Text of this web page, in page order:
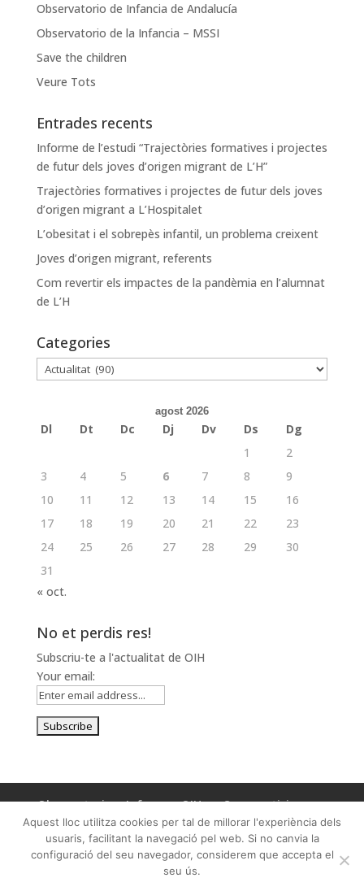
Observatorio de Infancia de Andalucía
Observatorio de la Infancia – MSSI
Save the children
Veure Tots
Entrades recents
Informe de l’estudi “Trajectòries formatives i projectes
de futur dels joves d’origen migrant de L’H”
Trajectòries formatives i projectes de futur dels joves
d’origen migrant a L’Hospitalet
L’obesitat i el sobrepès infantil, un problema creixent
Joves d’origen migrant, referents
Com revertir els impactes de la pandèmia en l’alumnat
de L’H
Categories
Categories
agost 2026
Dl Dt Dc Dj Dv Ds
Dg
1
2
3
4 5 6 7 8
9
10
11 12 13 14 15
16
17
18 19 20 21 22
23
24
25 26 27 28 29
30
31
« oct.
No et perdis res!
Subscriu-te a l'actualitat de OIH
Your email:
Observatori Informes OIH
Com participar
Mapa Web
Aquest lloc utilitza cookies per tal de millorar l'experiència dels
usuaris, facilitant la navegació pel web. Si no canvia la
configuració del seu navegador, considerem que accepta el
seu ús.